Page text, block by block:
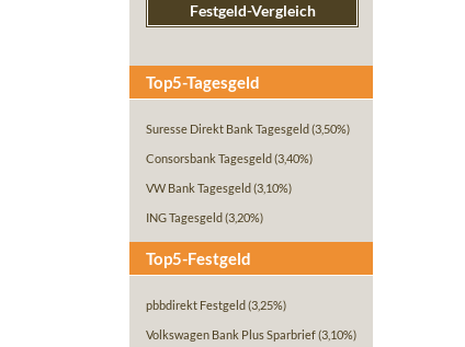
Festgeld-Vergleich
Top5-Tagesgeld
Suresse Direkt Bank Tagesgeld (3,50%)
Consorsbank Tagesgeld (3,40%)
VW Bank Tagesgeld (3,10%)
ING Tagesgeld (3,20%)
Top5-Festgeld
pbbdirekt Festgeld (3,25%)
Volkswagen Bank Plus Sparbrief(3,10%)